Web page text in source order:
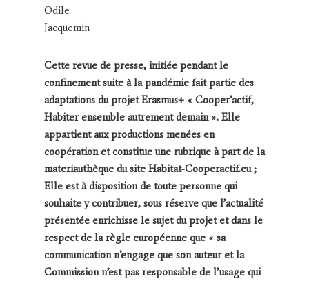
Odile
Jacquemin
Cette revue de presse, initiée pendant le
confinement suite à la pandémie fait partie des
adaptations du projet Erasmus+ « Cooper’actif,
Habiter ensemble autrement demain ». Elle
appartient aux productions menées en
coopération et constitue une rubrique à part de la
materiauthèque du site Habitat-Cooperactif.eu ;
Elle est à disposition de toute personne qui
souhaite y contribuer, sous réserve que l’actualité
présentée enrichisse le sujet du projet et dans le
respect de la règle européenne que « sa
communication n’engage que son auteur et la
Commission n’est pas responsable de l’usage qui